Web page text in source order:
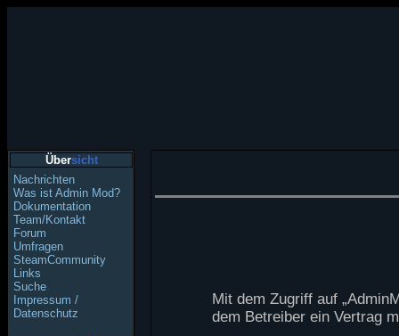
Übersicht
Nachrichten
Was ist Admin Mod?
Dokumentation
Team/Kontakt
Forum
Umfragen
SteamCommunity
Links
Suche
Impressum /
Datenschutz
Mit dem Zugriff auf
dem Betreiber ein Vertrag